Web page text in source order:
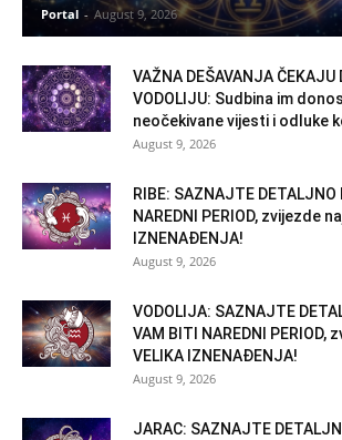
Portal - August 9, 2026
VAŽNA DEŠAVANJA ČEKAJU
VODOLIJU: Sudbina im
neočekivane vijesti i odluke
August 9, 2026
RIBE: SAZNAJTE DETALJNO
NAREDNI PERIOD, zvijezde
IZNENAĐENJA!
August 9, 2026
VODOLIJA: SAZNAJTE
VAM BITI NAREDNI PERIOD,
VELIKA IZNENAĐENJA!
August 9, 2026
JARAC: SAZNAJTE